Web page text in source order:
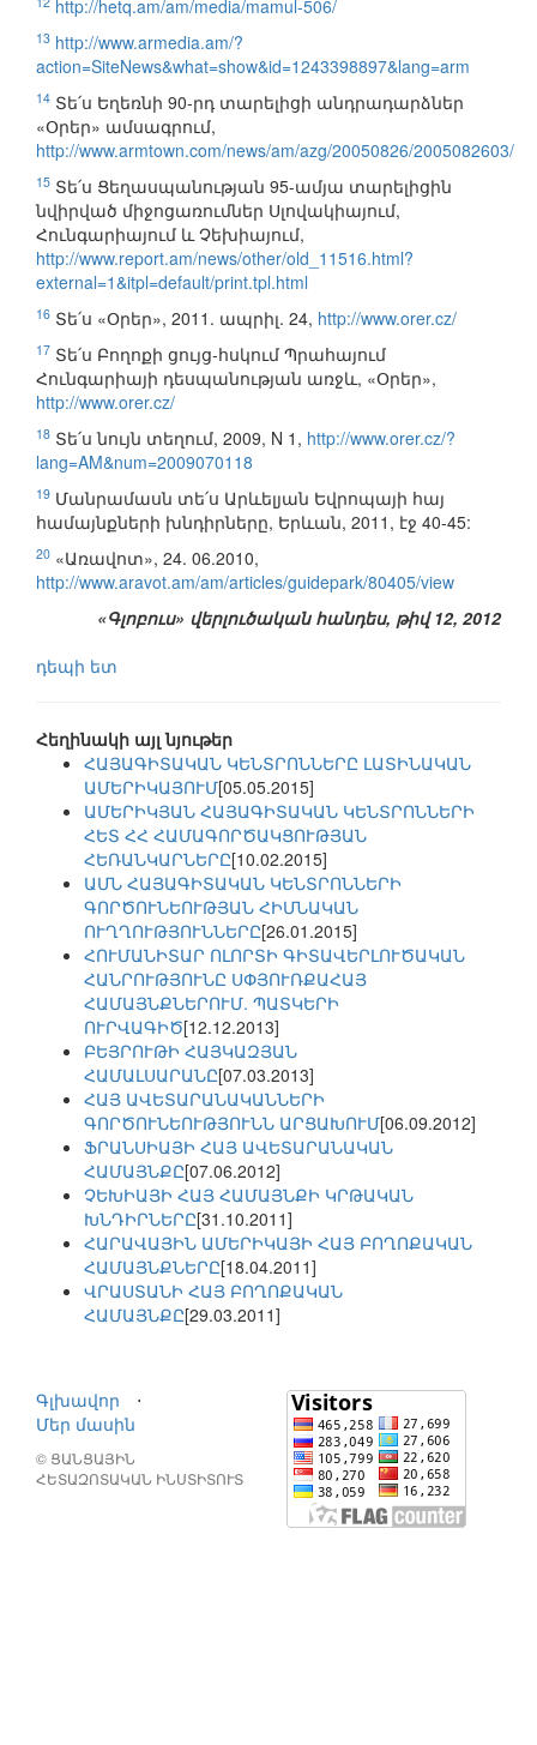
http://hetq.am/am/media/mamul-506/
13 http://www.armedia.am/?
action=SiteNews&what=show&id=1243398897&lang=arm
14 Տե՛ս Եղեռնի 90-րդ տարելիցի անդրադարձներ
«Օրեր» ամսագրում,
http://www.armtown.com/news/am/azg/20050826/2005082603/
15 Տե՛ս Ցեղասպանության 95-ամյա տարելիցին
նվիրված միջոցառումներ Սլովակիայում,
Հունգարիայում և Չեխիայում,
http://www.report.am/news/other/old_11516.html?
external=1&itpl=default/print.tpl.html
16 Տե՛ս «Օրեր», 2011. ապրիլ. 24, http://www.orer.cz/
17 Տե՛ս Բողոքի ցույց-հսկում Պրահայում
Հունգարիայի դեսպանության առջև, «Օրեր»,
http://www.orer.cz/
18 Տե՛ս նույն տեղում, 2009, N 1, http://www.orer.cz/?
lang=AM&num=2009070118
19 Մանրամասն տե՛ս Արևելյան Եվրոպայի հայ
համայնքների խնդիրները, Երևան, 2011, էջ 40-45:
20 «Առավոտ», 24. 06.2010,
http://www.aravot.am/am/articles/guidepark/80405/view
«Գլոբուս» վերլուծական հանդես, թիվ 12, 2012
դեպի ետ
Հեղինակի այլ նյութեր
ՀԱՅԱԳԻՏԱԿԱՆ ԿԵՆՏՐՈՆՆԵՐԸ ԼԱՏԻՆԱԿԱՆ
ԱՄԵՐԻԿԱՅՈՒՄ[05.05.2015]
ԱՄԵՐԻԿՅԱՆ ՀԱՅԱԳԻՏԱԿԱՆ ԿԵՆՏՐՈՆՆԵՐԻ
ՀԵՏ ՀՀ ՀԱՄԱԳՈՐԾԱԿՑՈՒԹՅԱՆ
ՀԵՌԱՆԿԱՐՆԵՐԸ[10.02.2015]
ԱՄՆ ՀԱՅԱԳԻՏԱԿԱՆ ԿԵՆՏՐՈՆՆԵՐԻ
ԳՈՐԾՈՒՆԵՈՒԹՅԱՆ ՀԻՄՆԱԿԱՆ
ՈՒՂՂՈՒԹՅՈՒՆՆԵՐԸ[26.01.2015]
ՀՈՒՄԱՆԻՏԱՐ ՈԼՈՐՏԻ ԳԻՏԱՎԵՐԼՈՒԾԱԿԱՆ
ՀԱՆՐՈՒԹՅՈՒՆԸ ՍՓՅՈՒՌՔԱՀԱՅ
ՀԱՄԱՅՆՔՆԵՐՈՒՄ. ՊԱՏԿԵՐԻ
ՈՒՐՎԱԳԻԾ[12.12.2013]
ԲԵՅՐՈՒԹԻ ՀԱՅԿԱԶՅԱՆ
ՀԱՄԱԼՍԱՐԱՆԸ[07.03.2013]
ՀԱՅ ԱՎԵՏԱՐԱՆԱԿԱՆՆԵՐԻ
ԳՈՐԾՈՒՆԵՈՒԹՅՈՒՆՆ ԱՐՑԱԽՈՒՄ[06.09.2012]
ՖՐԱՆՍԻԱՅԻ ՀԱՅ ԱՎԵՏԱՐԱՆԱԿԱՆ
ՀԱՄԱՅՆՔԸ[07.06.2012]
ՉԵԽԻԱՅԻ ՀԱՅ ՀԱՄԱՅՆՔԻ ԿՐԹԱԿԱՆ
ԽՆԴԻՐՆԵՐԸ[31.10.2011]
ՀԱՐԱՎԱՅԻՆ ԱՄԵՐԻԿԱՅԻ ՀԱՅ ԲՈՂՈՔԱԿԱՆ
ՀԱՄԱՅՆՔՆԵՐԸ[18.04.2011]
ՎՐԱՍՏԱՆԻ ՀԱՅ ԲՈՂՈՔԱԿԱՆ
ՀԱՄԱՅՆՔԸ[29.03.2011]
Գլխավոր
⋅
Մեր մասին
© ՑԱՆՑԱՅԻՆ
ՀԵՏԱԶՈՏԱԿԱՆ ԻՆՍՏԻՏՈՒՏ